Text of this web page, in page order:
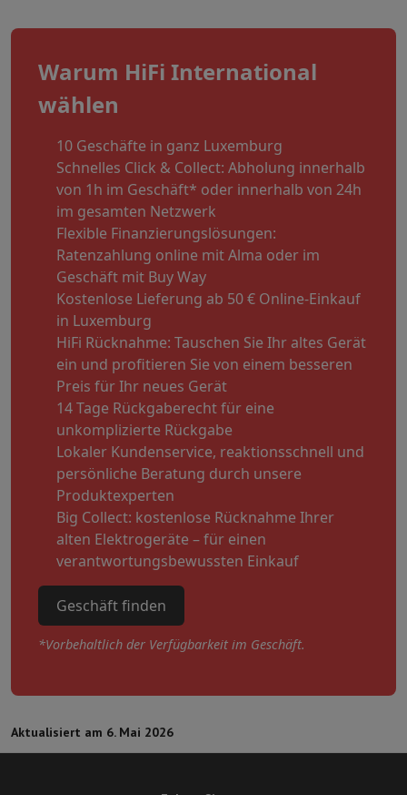
Warum HiFi International
wählen
10 Geschäfte in ganz Luxemburg
Schnelles Click & Collect: Abholung innerhalb
von 1h im Geschäft* oder innerhalb von 24h
im gesamten Netzwerk
Flexible Finanzierungslösungen:
Ratenzahlung online mit Alma oder im
Geschäft mit Buy Way
Kostenlose Lieferung ab 50 € Online-Einkauf
in Luxemburg
HiFi Rücknahme: Tauschen Sie Ihr altes Gerät
ein und profitieren Sie von einem besseren
Preis für Ihr neues Gerät
14 Tage Rückgaberecht für eine
unkomplizierte Rückgabe
Lokaler Kundenservice, reaktionsschnell und
persönliche Beratung durch unsere
Produktexperten
Big Collect: kostenlose Rücknahme Ihrer
alten Elektrogeräte – für einen
verantwortungsbewussten Einkauf
Geschäft finden
*Vorbehaltlich der Verfügbarkeit im Geschäft.
Aktualisiert am 6. Mai 2026